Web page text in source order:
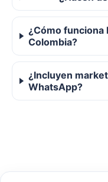
¿Cómo funciona
Colombia?
¿Incluyen
WhatsApp?